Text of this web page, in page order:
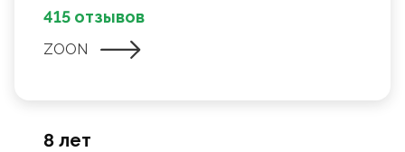
415 отзывов
ZOON
8 лет